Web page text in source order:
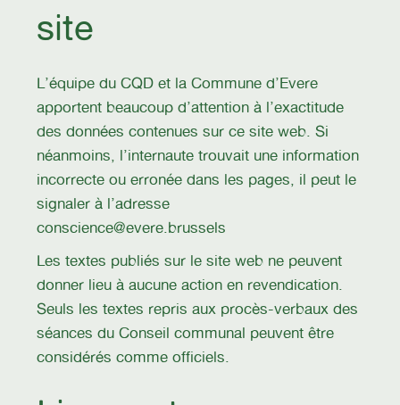
site
L’équipe du CQD et la Commune d’Evere
apportent beaucoup d’attention à l’exactitude
des données contenues sur ce site web. Si
néanmoins, l’internaute trouvait une information
incorrecte ou erronée dans les pages, il peut le
signaler à l’adresse
conscience@evere.brussels
Les textes publiés sur le site web ne peuvent
donner lieu à aucune action en revendication.
Seuls les textes repris aux procès-verbaux des
séances du Conseil communal peuvent être
considérés comme officiels.